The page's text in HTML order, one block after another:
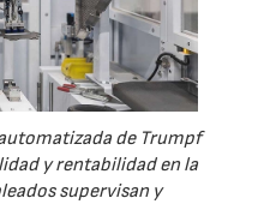
de Trumpf
y rentabilidad en la
supervisan y